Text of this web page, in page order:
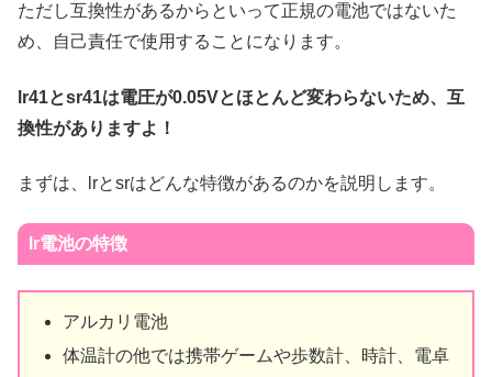
ただし互換性があるからといって正規の電池ではないた
め、自己責任で使用することになります。
lr41とsr41は電圧が0.05Vとほとんど変わらないため、互
換性がありますよ！
まずは、lrとsrはどんな特徴があるのかを説明します。
lr電池の特徴
アルカリ電池
体温計の他では携帯ゲームや歩数計、時計、電卓